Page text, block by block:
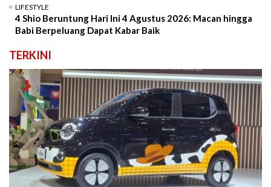
LIFESTYLE
4 Shio Beruntung Hari Ini 4 Agustus 2026: Macan hingga
Babi Berpeluang Dapat Kabar Baik
TERKINI